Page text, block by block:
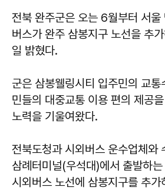
전북 완주군은 오는 6월부터 서울
버스가 완주 삼봉지구 노선을 추
일 밝혔다.
군은 삼봉웰링시티 입주민의 교
민들의 대중교통 이용 편의 제공
노력을 기울여왔다.
전북도청과 시외버스 운수업체와
삼례터미널(우석대)에서 출발하
시외버스 노선에 삼봉지구를 추